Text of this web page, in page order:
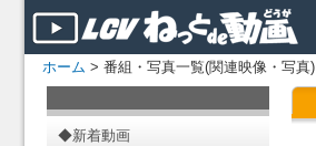
ホーム > 番組・写真一覧(関連映像・写真)
◆新着動画